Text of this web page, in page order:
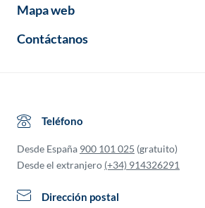
Mapa web
Contáctanos
Teléfono
Desde España 900 101 025 (gratuito)
Desde el extranjero (+34) 914326291
Dirección postal